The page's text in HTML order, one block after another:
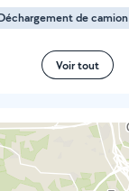
de camion
Voir tout